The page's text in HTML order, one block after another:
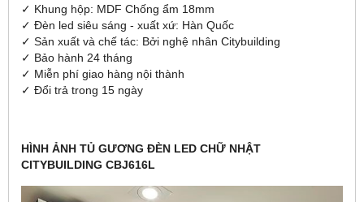
✓ Khung hộp: MDF Chống ẩm 18mm
✓ Đèn led siêu sáng - xuất xứ: Hàn Quốc
✓ Sản xuất và chế tác: Bởi nghệ nhân Citybuilding
✓ Bảo hành 24 tháng
✓ Miễn phí giao hàng nội thành
✓ Đổi trả trong 15 ngày
HÌNH ẢNH TỦ GƯƠNG ĐÈN LED CHỮ NHẬT
CITYBUILDING CBJ616L